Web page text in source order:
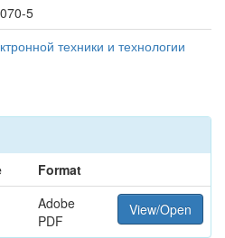
5
техники и технологии
Format
Adobe
PDF
View/Open